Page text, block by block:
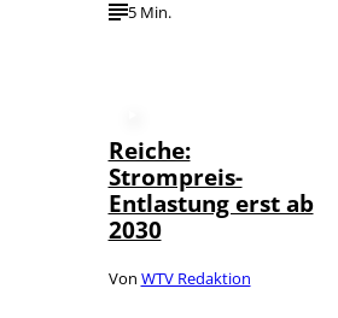
5 Min.
Reiche:
Strompreis-
Entlastung erst ab
2030
Von WTV Redaktion